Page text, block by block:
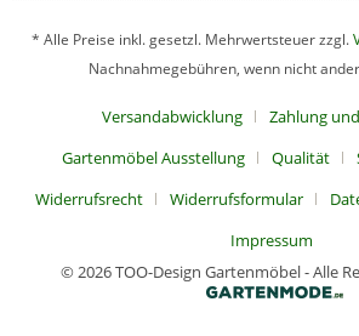
* Alle Preise inkl. gesetzl. Mehrwertsteuer zzgl.
Nachnahmegebühren, wenn nicht
Versandabwicklung
Zahlung
Gartenmöbel Ausstellung
Qualität
Widerrufsrecht
Widerrufsformular
Impressum
© 2026 TOO-Design Gartenmöbel - Alle